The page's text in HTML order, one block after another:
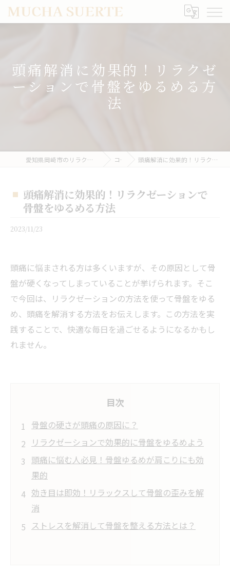
頭痛解消に効果的！リラクゼ
ーションで骨盤をゆるめる方
法
愛知県岡崎市のリラクゼーションならMUCHA SUERTE コラム 頭痛解消に効果的！リラクゼーションで骨盤をゆるめる方法
頭痛解消に効果的！リラクゼーションで
骨盤をゆるめる方法
2023/11/23
頭痛に悩まされる方は多くいますが、その原因として骨
盤が硬くなってしまっていることが挙げられます。そこ
で今回は、リラクゼーションの方法を使って骨盤をゆる
め、頭痛を解消する方法をお伝えします。この方法を実
践することで、快適な毎日を過ごせるようになるかもし
れません。
目次
骨盤の硬さが頭痛の原因に？
リラクゼーションで効果的に骨盤をゆるめよう
頭痛に悩む人必見！骨盤ゆるめが肩こりにも効
果的
効き目は即効！リラックスして骨盤の歪みを解
消
ストレスを解消して骨盤を整える方法とは？